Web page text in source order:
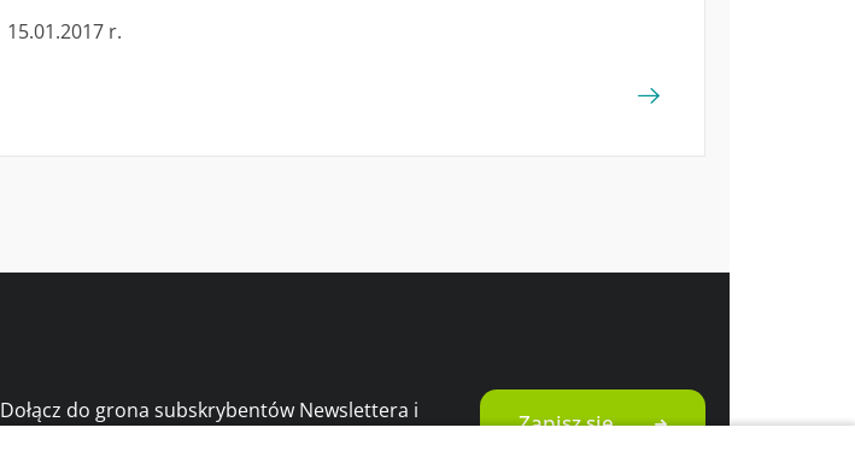
interesuje lub podyskutować z dużą grupą osób na tematy,
15.01.2017 r.
Dołącz do grona subskrybentów Newslettera i
Zapisz się